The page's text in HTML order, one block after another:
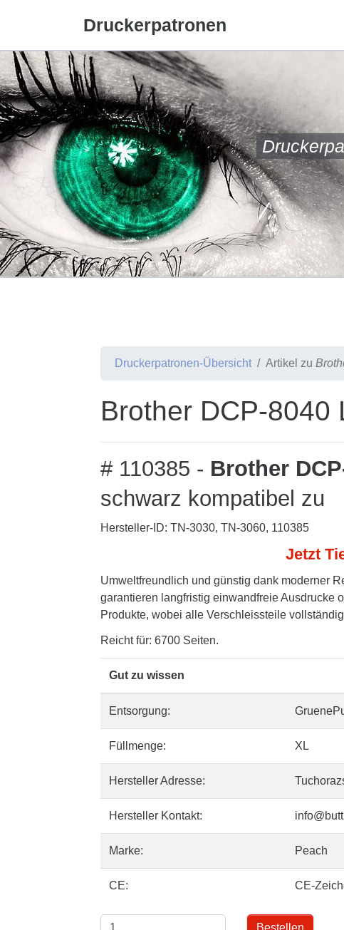
Druckerpatronen
Druckerpatronen-Übersicht Artikel zu
Brother DCP-8040
# 110385 - Brother
schwarz kompatibel zu
Hersteller-ID: TN-3030, TN-3060, 110385
Jetzt
Umweltfreundlich und günstig dank moderner
garantieren langfristig einwandfreie Ausdrucke
Produkte, wobei alle Verschleissteile
Reicht für: 6700 Seiten.
Gut zu wissen
Entsorgung:
Füllmenge: XL
Hersteller Adresse:
Hersteller Kontakt:
Marke: Peach
CE: CE-
Bestellen